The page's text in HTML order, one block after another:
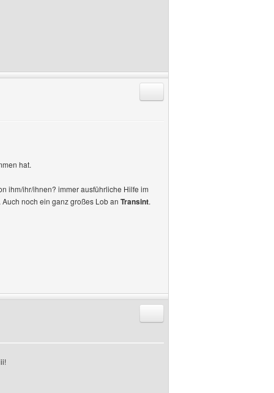
hat.
ihm/ihr/ihnen? immer ausführliche Hilfe im
noch ein ganz großes Lob an Transint.